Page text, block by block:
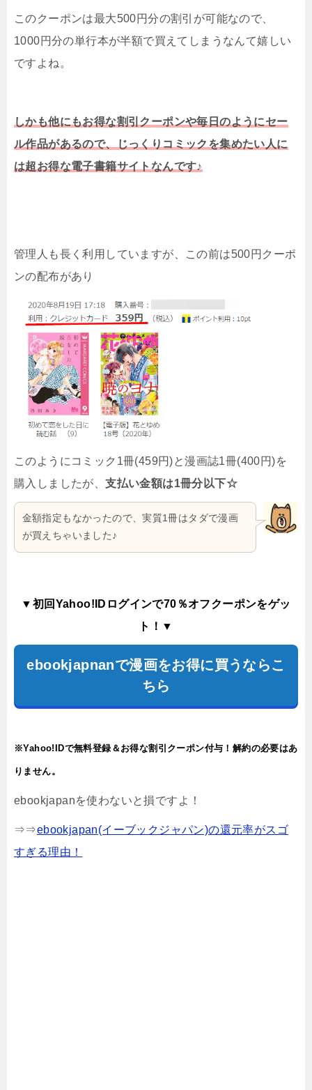
このクーポンは最大500円分の割引が可能なので、
1000円分の単行本が半額で買えてしまうなんて嬉しい
ですよね。
しかも他にもお得な割引クーポンや毎日のようにセー
ル作品があるので、じっくりコミックを集めたい人に
は超お得な電子書籍サイトなんです♪
管理人も長く利用していますが、この前は500円クーポ
ンの配布があり
このようにコミック1冊(459円)と漫画誌1冊(400円)を
購入しましたが、支払い金額は1冊分以下☆
金額指定もなかったので、実質1冊はタダで漫画
が買えちゃいました♪
▼初回Yahoo!IDログインで70％オフクーポンをゲッ
ト！▼
ebookjapnanで漫画をお得に買うならこ
ちら
※Yahoo!IDで無料登録＆お得な割引クーポン付与！解約の必要はあ
りません。
ebookjapanを使わないと損ですよ！
⇒⇒ebookjapan(イーブックジャパン)の還元率がスゴ
すぎる理由！